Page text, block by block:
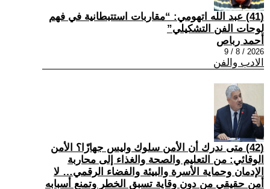
(41) عبد الله اتهومي: “مقاربات استتبطانية في فهم
لوحات الفن التشكيلي”
أحمد رباص
2026 / 8 / 9
الادب والفن
(42) متى ندرك أن الأمن سلوك وليس جهازًا؟ الأمن
الوقائي: من التعليم والصحة والغذاء إلى محاربة
الإدمان وحماية الأسرة والبيئة والفضاء الرقمي… لا
أمن حقيقي من دون وقاية تسبق الخطر وتمنع أسبابه